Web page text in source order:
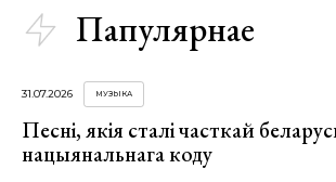
Папулярнае
31.07.2026 МУЗЫКА
Песні, якія сталі часткай
нацыянальнага коду